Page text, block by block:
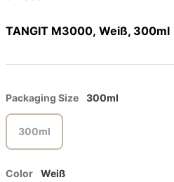
TANGIT M3000, Weiß, 300ml
Packaging Size 300ml
300ml
Color Weiß